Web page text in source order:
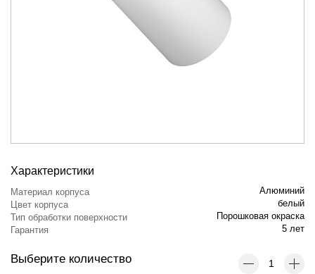
Характеристики
Материал корпуса
Алюминий
Цвет корпуса
белый
Тип обработки поверхности
Порошковая окраска
Гарантия
5 лет
Выберите количество